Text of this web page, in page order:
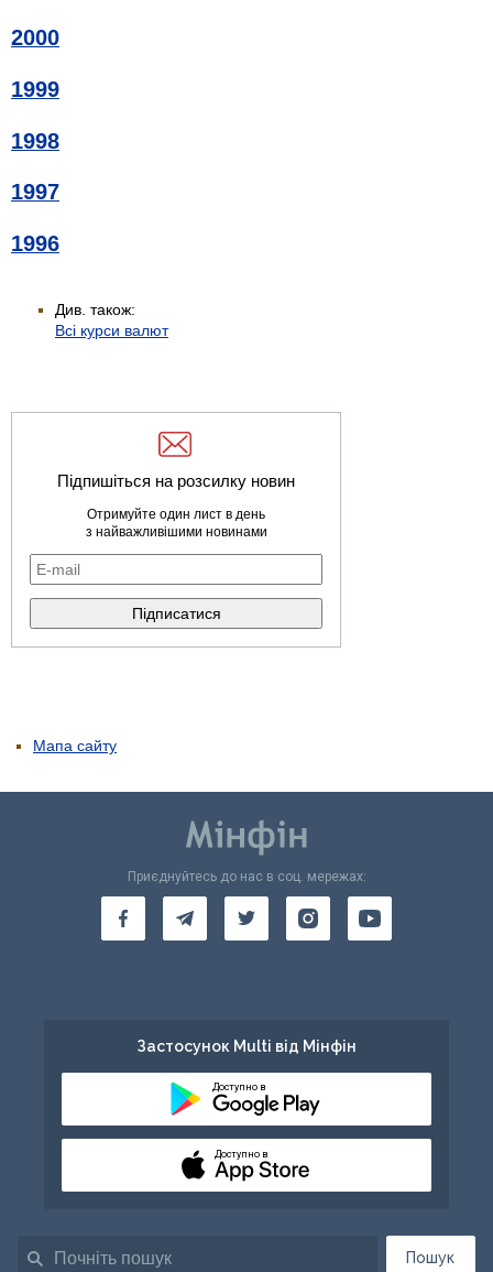
2000
1999
1998
1997
1996
Див. також:
Всі курси валют
Підпишіться на розсилку новин
Отримуйте один лист в день
з найважливішими новинами
Мапа сайту
Пошук
Приєднуйтесь до нас в соц. мережах:
Застосунок Multi від Мінфін
Доступно в
Доступно в